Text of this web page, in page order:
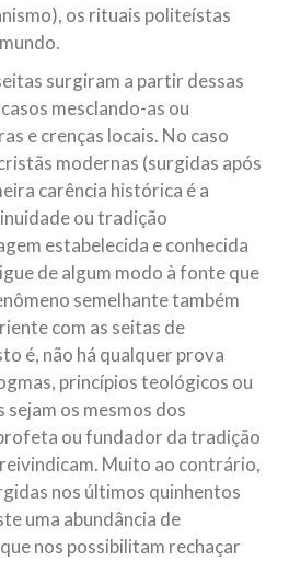
os rituais politeístas
surgiram a partir dessas
mesclando-as ou
e crenças locais. No caso
modernas (surgidas após
carência histórica é a
ou tradição
estabelecida e conhecida
de algum modo à fonte que
semelhante também
com as seitas de
é, não há qualquer prova
princípios teológicos ou
os mesmos dos
ou fundador da tradição
Muito ao contrário,
nos últimos quinhentos
uma abundância de
nos possibilitam rechaçar